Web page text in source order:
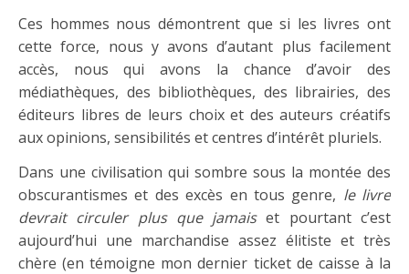
Ces hommes nous démontrent que si les livres ont
cette force, nous y avons d’autant plus facilement
accès, nous
qui avons la chance d’avoir des
médiathèques, des bibliothèques, des librairies, des
éditeurs libres de leurs choix et des auteurs créatifs
aux opinions, sensibilités et centres d’intérêt pluriels.
Dans une civilisation qui sombre sous la montée des
obscurantismes et des excès en tous genre, le livre
devrait circuler plus que jamaiset pourtant c’est
aujourd’hui une marchandise assez élitiste et très
chère (en témoigne mon dernier ticket de caisse à la